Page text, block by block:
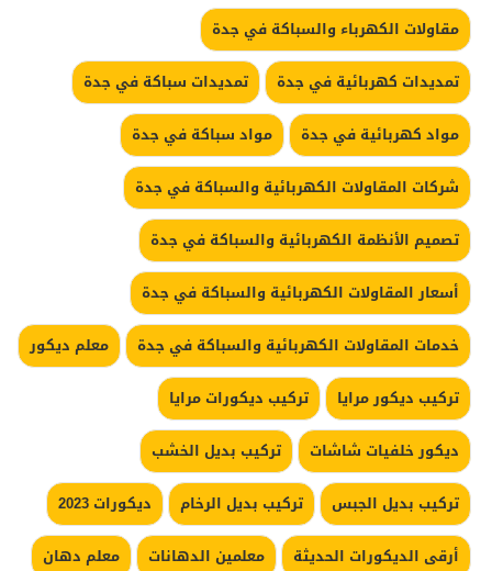
مقاولات الكهرباء والسباكة في جدة
تمديدات كهربائية في جدة
تمديدات سباكة في جدة
مواد كهربائية في جدة
مواد سباكة في جدة
شركات المقاولات الكهربائية والسباكة في جدة
تصميم الأنظمة الكهربائية والسباكة في جدة
أسعار المقاولات الكهربائية والسباكة في جدة
خدمات المقاولات الكهربائية والسباكة في جدة
معلم ديكور
تركيب ديكور مرايا
تركيب ديكورات مرايا
ديكور خلفيات شاشات
تركيب بديل الخشب
تركيب بديل الجبس
تركيب بديل الرخام
ديكورات 2023
أرقى الديكورات الحديثة
معلمين الدهانات
معلم دهان